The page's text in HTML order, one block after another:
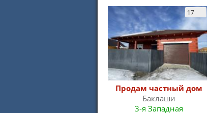
17
Продам частный дом
Баклаши
3-я Западная